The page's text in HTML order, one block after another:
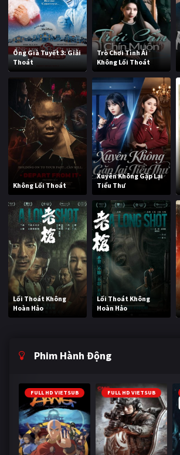
Ông Già Tuyết 3: Giải
Thoát
Trò Chơi Tình Ái
Không Lối Thoát
Không Lối Thoát
Xuyên Không Gặp Lại
Tiểu Thư
Lối Thoát Không
Hoàn Hảo
Lối Thoát Không
Hoàn Hảo
Phim Hành Động
FULL HD VIETSUB FULL HD VIETSUB